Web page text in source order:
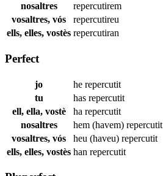
nosaltres
repercutirem
vosaltres, vós
repercutireu
ells, elles, vostès repercutiran
Perfect
jo he repercutit
tu
has repercutit
ell, ella, vostè
ha repercutit
nosaltres
hem (havem) repercutit
vosaltres, vós
heu (haveu) repercutit
ells, elles, vostès han repercutit